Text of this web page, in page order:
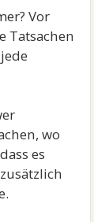
sie mir
Vor
Tatsachen
wo
es